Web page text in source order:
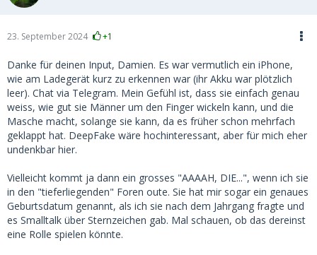
23. September 2024 +1
Danke für deinen Input, Damien. Es war vermutlich ein iPhone,
wie am Ladegerät kurz zu erkennen war (ihr Akku war plötzlich
leer). Chat via Telegram. Mein Gefühl ist, dass sie einfach genau
weiss, wie gut sie Männer um den Finger wickeln kann, und die
Masche macht, solange sie kann, da es früher schon mehrfach
geklappt hat. DeepFake wäre hochinteressant, aber für mich eher
undenkbar hier.
Vielleicht kommt ja dann ein grosses "AAAAH, DIE...", wenn ich sie
in den "tieferliegenden" Foren oute. Sie hat mir sogar ein genaues
Geburtsdatum genannt, als ich sie nach dem Jahrgang fragte und
es Smalltalk über Sternzeichen gab. Mal schauen, ob das dereinst
eine Rolle spielen könnte.